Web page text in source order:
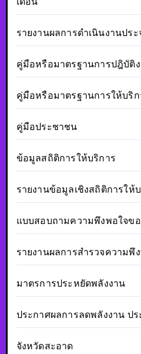
รายงานผลการดำเนินงานประ
คู่มือหรือมาตรฐานการปฎิบัติ
คู่มือหรือมาตรฐานการให้บริก
คู่มือประชาชน
ข้อมูลสถิติการให้บริการ
รายงานข้อมูลเชิงสถิติการให้
แบบสอบถามความพึงพอใจข
รายงานผลการสำรวจความพึ
มาตรการประหยัดพลังงาน
ประกาศผลการลดพลังงาน ปร
จังหวัดสะอาด